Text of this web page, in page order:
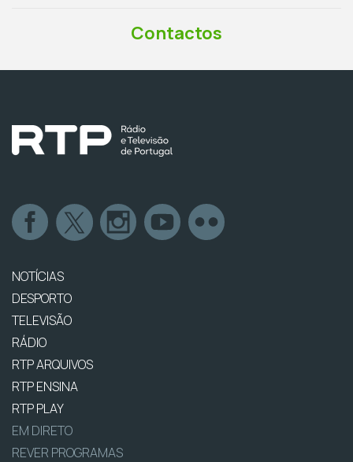
Contactos
NOTÍCIAS
DESPORTO
TELEVISÃO
RÁDIO
RTP ARQUIVOS
RTP ENSINA
RTP PLAY
EM DIRETO
REVER PROGRAMAS